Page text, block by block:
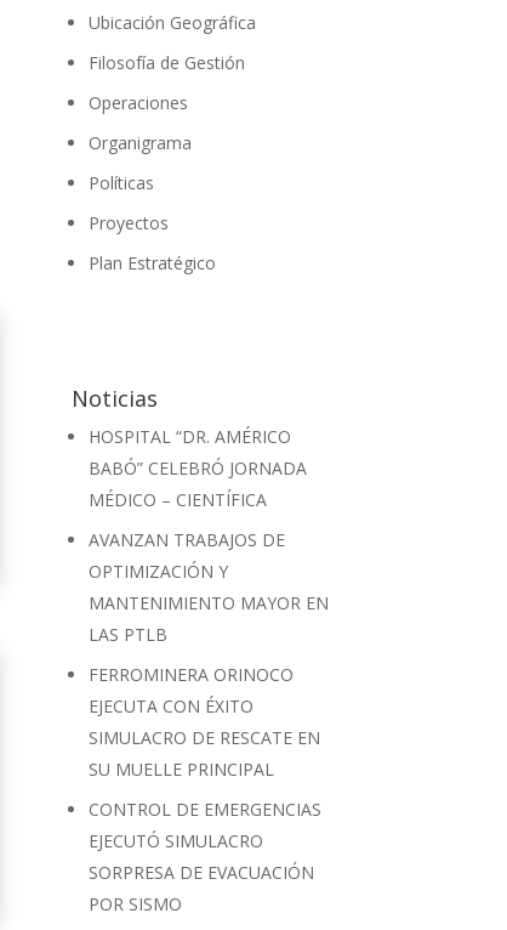
Ubicación Geográfica
Filosofía de Gestión
Operaciones
Organigrama
Políticas
Proyectos
Plan Estratégico
Noticias
HOSPITAL “DR. AMÉRICO
BABÓ” CELEBRÓ JORNADA
MÉDICO – CIENTÍFICA
AVANZAN TRABAJOS DE
OPTIMIZACIÓN Y
MANTENIMIENTO MAYOR EN
LAS PTLB
FERROMINERA ORINOCO
EJECUTA CON ÉXITO
SIMULACRO DE RESCATE EN
SU MUELLE PRINCIPAL
CONTROL DE EMERGENCIAS
EJECUTÓ SIMULACRO
SORPRESA DE EVACUACIÓN
POR SISMO